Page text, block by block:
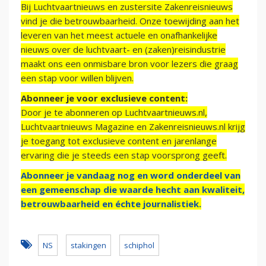
Bij Luchtvaartnieuws en zustersite Zakenreisnieuws
vind je die betrouwbaarheid. Onze toewijding aan het
leveren van het meest actuele en onafhankelijke
nieuws over de luchtvaart- en (zaken)reisindustrie
maakt ons een onmisbare bron voor lezers die graag
een stap voor willen blijven.
Abonneer je voor exclusieve content:
Door je te abonneren op Luchtvaartnieuws.nl,
Luchtvaartnieuws Magazine en Zakenreisnieuws.nl krijg
je toegang tot exclusieve content en jarenlange
ervaring die je steeds een stap voorsprong geeft.
Abonneer je vandaag nog en word onderdeel van
een gemeenschap die waarde hecht aan kwaliteit,
betrouwbaarheid en échte journalistiek.
NS stakingen schiphol